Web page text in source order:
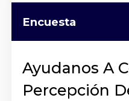
Encuesta
Ayudanos A
Percepción